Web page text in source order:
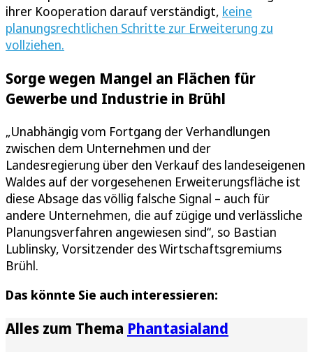
ihrer Kooperation darauf verständigt, keine
planungsrechtlichen Schritte zur Erweiterung zu
vollziehen.
Sorge wegen Mangel an Flächen für
Gewerbe und Industrie in Brühl
„Unabhängig vom Fortgang der Verhandlungen
zwischen dem Unternehmen und der
Landesregierung über den Verkauf des landeseigenen
Waldes auf der vorgesehenen Erweiterungsfläche ist
diese Absage das völlig falsche Signal – auch für
andere Unternehmen, die auf zügige und verlässliche
Planungsverfahren angewiesen sind“, so Bastian
Lublinsky, Vorsitzender des Wirtschaftsgremiums
Brühl.
Das könnte Sie auch interessieren:
Alles zum Thema Phantasialand